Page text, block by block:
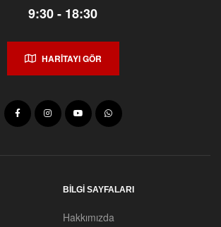
9:30 - 18:30
HARİTAYI GÖR
BILGI SAYFALARI
Hakkımızda